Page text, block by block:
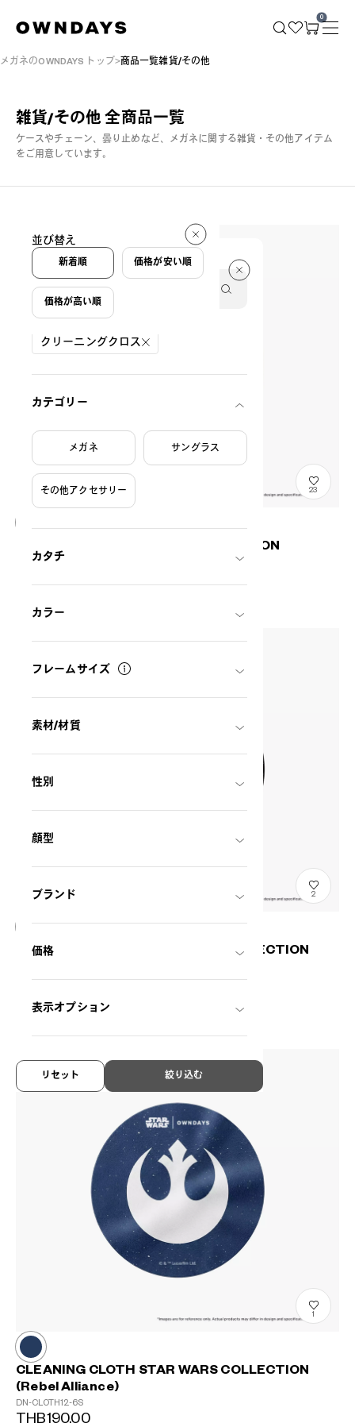
0
メガネのOWNDAYS トップ 商品一覧雑貨/その他
雑貨/その他 全商品一覧
ケースやチェーン、曇り止めなど、メガネに関する雑貨・その他アイテム
をご用意しています。
絞り込み条件
クリーニングクロス
カテゴリー
メガネ サングラス
その他アクセサリー
カタチ
カラー
フレームサイズ
素材/材質
性別
顔型
ブランド
価格
表示オプション
絞り込む
リセット
並び替え
新着順 価格が安い順
価格が高い順
23
CLEANING CLOTH GROGU COLLECTION
DN-CLOTH06-6S
2
CLEANING CLOTH STAR WARS COLLECTION
DN-CLOTH13-6S
THB190.00
1
CLEANING CLOTH STAR WARS COLLECTION
(Rebel Alliance)
DN-CLOTH12-6S
THB190.00